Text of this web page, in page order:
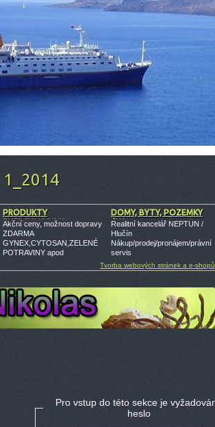
1_2014
PRODUKTY
ENERGY,NOBILIS
Akční ceny, možnost dopravy
ZDARMA
GYNEX,CYTOSAN,ZELENÉ
POTRAVINY apod
DOMY, BYTY, POZEMKY
/RK
Realitní kancelář NEPTUN /
Hlučín
Nákup/prodej/pronájem/právní
servis
Tvorba webových stránek a e-shopů
Pro vstup do této sekce je
heslo